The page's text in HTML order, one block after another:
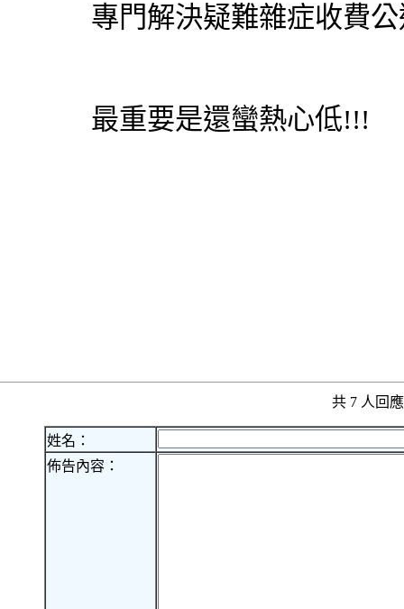
專門解決疑難雜症收費
最重要是還蠻熱心低!!!
共 7 人回
姓名：
佈告內容：